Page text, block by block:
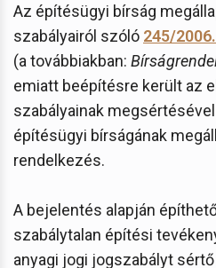
Az építésügyi bírság
szabályairól szóló 245/
(a továbbiakban:
emiatt beépítésre került az
szabályainak
építésügyi bírságának
rendelkezés.
A bejelentés alapján
szabálytalan építési
anyagi jogi jogszabályt